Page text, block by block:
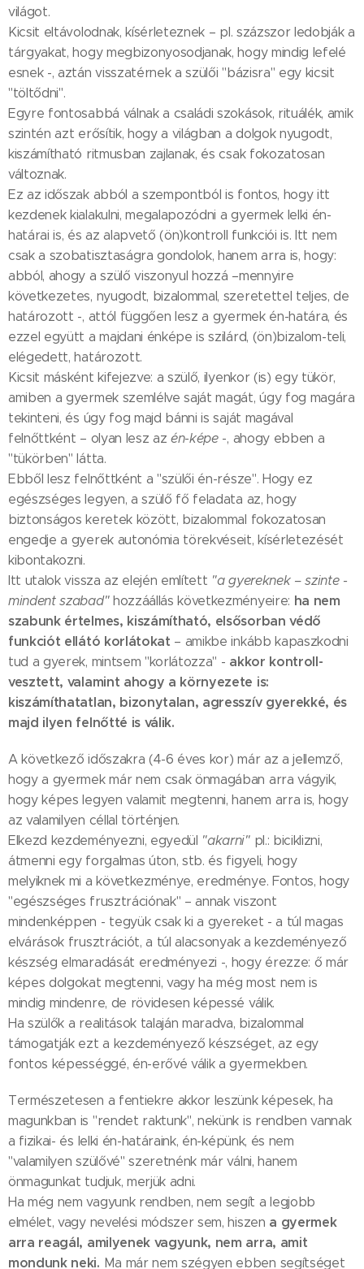
világot.
Kicsit eltávolodnak, kísérleteznek – pl. százszor ledobják a
tárgyakat, hogy megbizonyosodjanak, hogy mindig lefelé
esnek -, aztán visszatérnek a szülői "bázisra" egy kicsit
"töltődni".
Egyre fontosabbá válnak a családi szokások, rituálék, amik
szintén azt erősítik, hogy a világban a dolgok nyugodt,
kiszámítható ritmusban zajlanak, és csak fokozatosan
változnak.
Ez az időszak abból a szempontból is fontos, hogy itt
kezdenek kialakulni, megalapozódni a gyermek lelki én-
határai is, és az alapvető (ön)kontroll funkciói is. Itt nem
csak a szobatisztaságra gondolok, hanem arra is, hogy:
abból, ahogy a szülő viszonyul hozzá –mennyire
következetes, nyugodt, bizalommal, szeretettel teljes, de
határozott -, attól függően lesz a gyermek én-határa, és
ezzel együtt a majdani énképe is szilárd, (ön)bizalom-teli,
elégedett, határozott.
Kicsit másként kifejezve: a szülő, ilyenkor (is) egy tükör,
amiben a gyermek szemlélve saját magát, úgy fog magára
tekinteni, és úgy fog majd bánni is saját magával
felnőttként – olyan lesz azén-képe-, ahogy ebben a
"tükörben" látta.
Ebből lesz felnőttként a "szülői én-része". Hogy ez
egészséges legyen, a szülő fő feladata az, hogy
biztonságos keretek között, bizalommal fokozatosan
engedje a gyerek autonómia törekvéseit, kísérletezését
kibontakozni.
Itt utalok vissza az elején említett "a gyereknek – szinte -
mindent szabad" hozzáállás következményeire: ha nem
szabunk értelmes, kiszámítható, elsősorban védő
funkciót ellátó korlátokat – amikbe inkább kapaszkodni
tud a gyerek, mintsem "korlátozza" - akkor kontroll-
vesztett, valamint ahogy a környezete is:
kiszámíthatatlan, bizonytalan, agresszív gyerekké, és
majd ilyen felnőtté is válik.
A következő időszakra (4-6 éves kor) már az a jellemző,
hogy a gyermek már nem csak önmagában arra vágyik,
hogy képes legyen valamit megtenni, hanem arra is, hogy
az valamilyen céllal történjen.
Elkezd kezdeményezni, egyedül "akarni"pl.: biciklizni,
átmenni egy forgalmas úton, stb. és figyeli, hogy
melyiknek mi a következménye, eredménye. Fontos, hogy
"egészséges frusztrációnak" – annak viszont
mindenképpen - tegyük csak ki a gyereket - a túl magas
elvárások frusztrációt, a túl alacsonyak a kezdeményező
készség elmaradását eredményezi -, hogy érezze: ő már
képes dolgokat megtenni, vagy ha még most nem is
mindig mindenre, de rövidesen képessé válik.
Ha szülők a realitások talaján maradva, bizalommal
támogatják ezt a kezdeményező készséget, az egy
fontos képességgé, én-erővé válik a gyermekben.
Természetesen a fentiekre akkor leszünk képesek, ha
magunkban is "rendet raktunk", nekünk is rendben vannak
a fizikai- és lelki én-határaink, én-képünk, és nem
"valamilyen szülővé" szeretnénk már válni, hanem
önmagunkat tudjuk, merjük adni.
Ha még nem vagyunk rendben, nem segít a legjobb
elmélet, vagy nevelési módszer sem, hiszen a gyermek
arra reagál, amilyenek vagyunk, nem arra, amit
mondunk neki. Ma már nem szégyen ebben segítséget